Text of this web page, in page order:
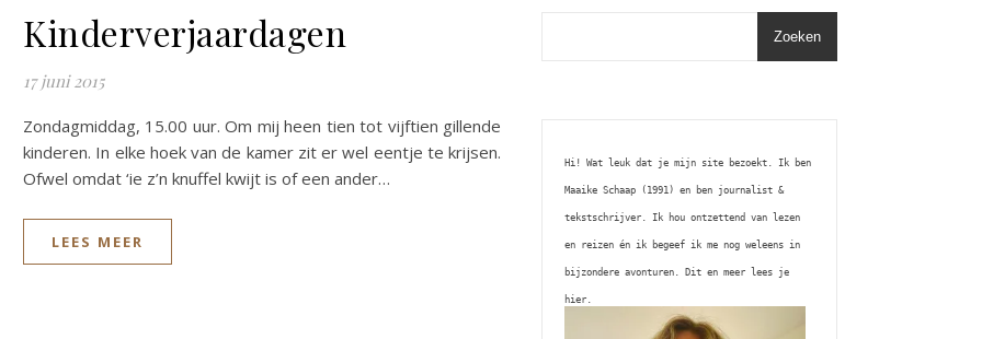
Kinderverjaardagen
17 juni 2015
Zondagmiddag, 15.00 uur. Om mij heen tien tot vijftien gillende
kinderen. In elke hoek van de kamer zit er wel eentje te krijsen.
Ofwel omdat ‘ie z’n knuffel kwijt is of een ander…
LEES MEER
Zoeken
Hi! Wat leuk dat je mijn site bezoekt. Ik ben
Maaike Schaap (1991) en ben journalist &
tekstschrijver. Ik hou ontzettend van lezen
en reizen én ik begeef ik me nog weleens in
bijzondere avonturen. Dit en meer lees je
hier.